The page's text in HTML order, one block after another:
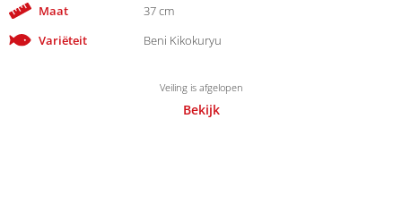
Maat
37 cm
Variëteit
Beni Kikokuryu
Veiling is afgelopen
Bekijk